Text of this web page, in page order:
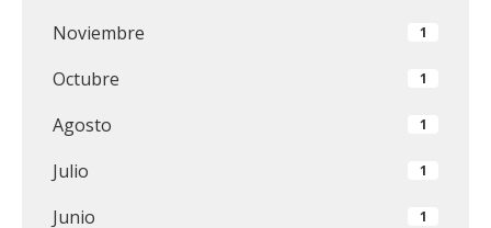
Noviembre 1
Octubre 1
Agosto 1
Julio 1
Junio 1